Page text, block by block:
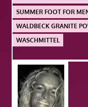
SUMMER FOOT FOR
WALDBECK GRANITE
WASCHMITTEL